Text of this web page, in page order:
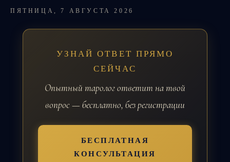
ПЯТНИЦА, 7 АВГУСТА 2026
УЗНАЙ ОТВЕТ ПРЯМО
СЕЙЧАС
Опытный таролог ответит на твой
вопрос — бесплатно, без регистрации
БЕСПЛАТНАЯ
КОНСУЛЬТАЦИЯ